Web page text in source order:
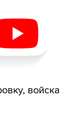
войска